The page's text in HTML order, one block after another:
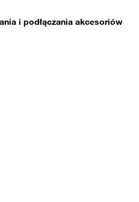
i podłączania akcesoriów